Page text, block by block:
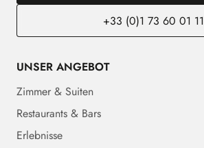
+33 (0)1 73 60 01 11
UNSER ANGEBOT
Zimmer & Suiten
Restaurants & Bars
Erlebnisse